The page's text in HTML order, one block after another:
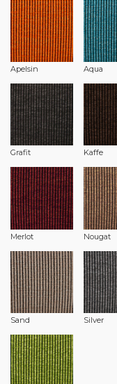
Apelsin Aqua
Grafit Kaffe
Merlot Nougat
Sand Silver